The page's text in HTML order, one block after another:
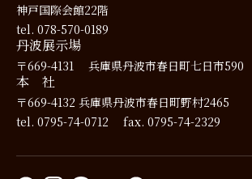
神戸国際会館22階
tel. 078-570-0189
丹波展示場
〒669-4131 兵庫県丹波市春日町七日市590
本 社
〒669-4132 兵庫県丹波市春日町野村2465
tel. 0795-74-0712 fax. 0795-74-2329